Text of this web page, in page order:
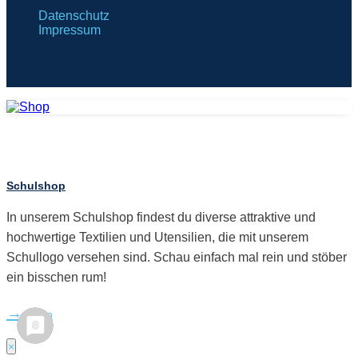
Datenschutz
Impressum
Schulshop
In unserem Schulshop findest du diverse attraktive und
hochwertige Textilien und Utensilien, die mit unserem
Schullogo versehen sind. Schau einfach mal rein und stöber
ein bisschen rum!
Shop
×